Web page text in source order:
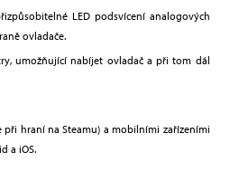
LED podsvícení analogových
ovladače.
umožňující nabíjet ovladač a při tom dál
při hraní na Steamu) a mobilními zařízeními
a iOS.